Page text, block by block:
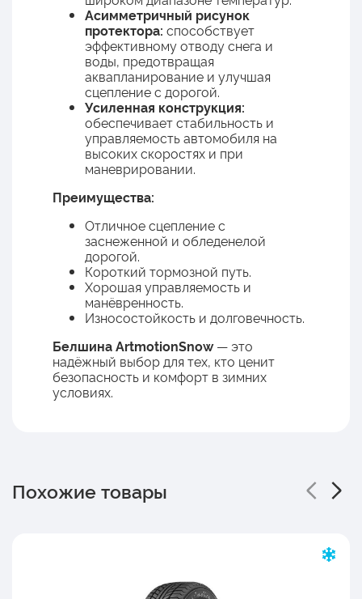
Асимметричный рисунок
протектора: способствует
эффективному отводу снега и
воды, предотвращая
аквапланирование и улучшая
сцепление с дорогой.
Усиленная конструкция:
обеспечивает стабильность и
управляемость автомобиля на
высоких скоростях и при
маневрировании.
Преимущества:
Отличное сцепление с
заснеженной и обледенелой
дорогой.
Короткий тормозной путь.
Хорошая управляемость и
манёвренность.
Износостойкость и долговечность.
Белшина ArtmotionSnow— это
надёжный выбор для тех, кто ценит
безопасность и комфорт в зимних
условиях.
Похожие товары